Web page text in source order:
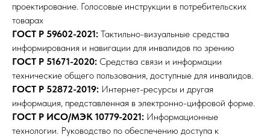
проектирование. Голосовые инструкции в потребительских
товарах
ГОСТ Р 59602-2021: Тактильно-визуальные средства
информирования и навигации для инвалидов по зрению
ГОСТ Р 51671-2020: Средства связи и информации
технические общего пользования, доступные для инвалидов.
ГОСТ Р 52872-2019: Интернет-ресурсы и другая
информация, представленная в электронно-цифровой форме.
ГОСТ Р ИСО/МЭК 10779-2021: Информационные
технологии. Руководство по обеспечению доступа к